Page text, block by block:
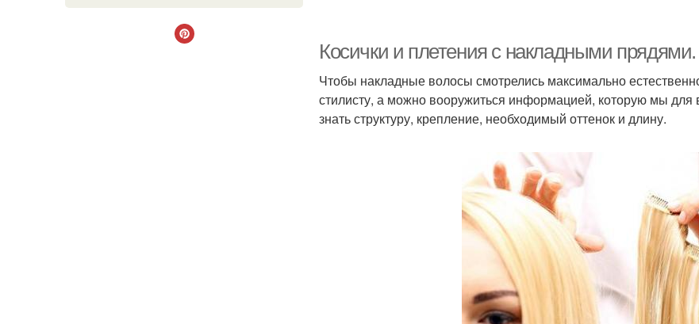
Косички и плетения с накладными
Чтобы накладные волосы смотрелись максимально
стилисту, а можно вооружиться информацией, которую мы
знать структуру, крепление, необходимый оттенок и длину.